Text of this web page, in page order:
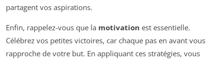
partagent vos aspirations.
Enfin, rappelez-vous que la motivation est essentielle.
Célébrez vos petites victoires, car chaque pas en avant vous
rapproche de votre but. En appliquant ces stratégies, vous